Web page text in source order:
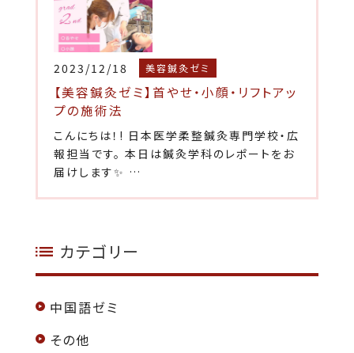
2023/12/18 美容鍼灸ゼミ
【美容鍼灸ゼミ】首やせ・小顔・リフトアッ
プの施術法
こんにちは！! 日本医学柔整鍼灸専門学校・広
報担当です。 本日は鍼灸学科のレポートをお
届けします✨ …
カテゴリー
中国語ゼミ
その他